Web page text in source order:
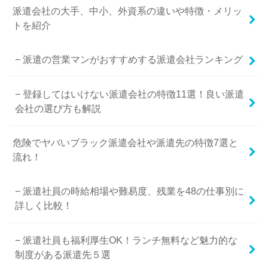
派遣会社の大手、中小、外資系の違いや特徴・メリッ
トを紹介
派遣の営業マンがおすすめする派遣会社ランキング
登録してはいけない派遣会社の特徴11選！良い派遣
会社の選び方も解説
危険でヤバいブラック派遣会社や派遣先の特徴7選と
流れ！
派遣社員の時給相場や難易度、残業を48の仕事別に
詳しく比較！
派遣社員も福利厚生OK！ランチ無料など魅力的な
制度がある派遣先５選